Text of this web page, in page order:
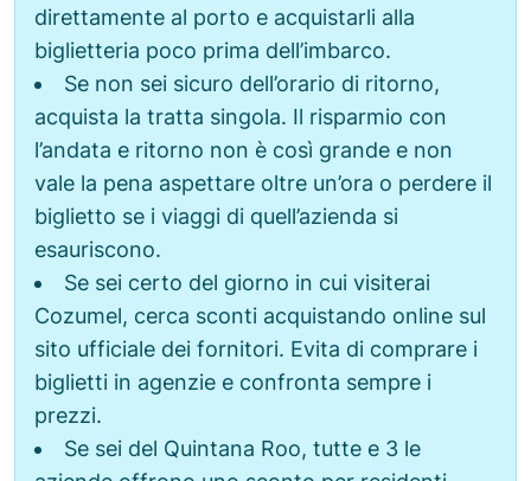
direttamente al porto e acquistarli alla
biglietteria poco prima dell’imbarco.
Se non sei sicuro dell’orario di ritorno,
acquista la tratta singola. Il risparmio con
l’andata e ritorno non è così grande e non
vale la pena aspettare oltre un’ora o perdere il
biglietto se i viaggi di quell’azienda si
esauriscono.
Se sei certo del giorno in cui visiterai
Cozumel, cerca sconti acquistando online sul
sito ufficiale dei fornitori. Evita di comprare i
biglietti in agenzie e confronta sempre i
prezzi.
Se sei del Quintana Roo, tutte e 3 le